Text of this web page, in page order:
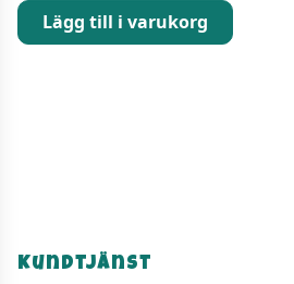
Lägg till i varukorg
Kundtjänst